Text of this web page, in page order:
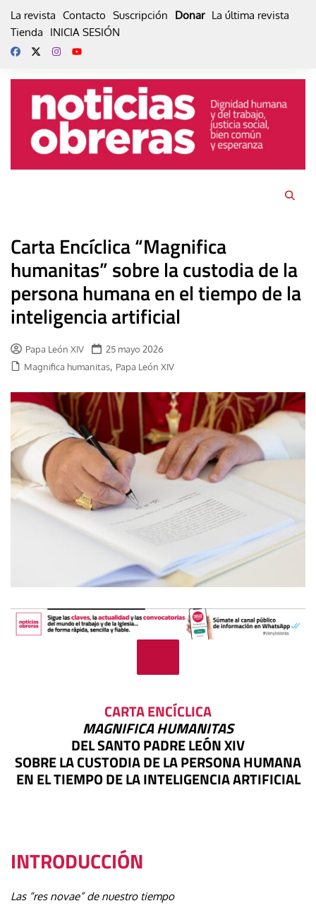
La revista Contacto Suscripción Donar La última revista
Tienda
INICIA SESIÓN
Carta Encíclica “Magnifica
humanitas” sobre la custodia de la
persona humana en el tiempo de la
inteligencia artificial
Papa León XIV
25 mayo 2026
Magnifica humanitas, Papa León XIV
CARTA ENCÍCLICA
MAGNIFICA HUMANITAS
DEL SANTO PADRE LEÓN XIV
SOBRE LA CUSTODIA DE LA PERSONA HUMANA
EN EL TIEMPO DE LA INTELIGENCIA ARTIFICIAL
INTRODUCCIÓN
Las “res novae” de nuestro tiempo